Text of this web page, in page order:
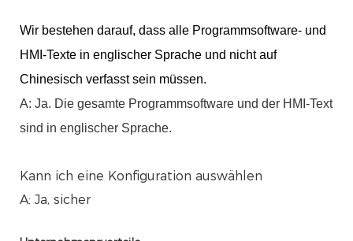
Wir bestehen darauf, dass alle Programmsoftware- und
HMI-Texte in englischer Sprache und nicht auf
Chinesisch verfasst sein müssen.
A: Ja. Die gesamte Programmsoftware und der HMI-Text
sind in englischer Sprache.
Kann ich eine Konfiguration auswählen
A: Ja, sicher